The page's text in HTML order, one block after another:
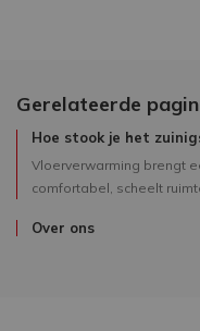
Gerelateerde
Hoe stook je het
Vloerverwarming brengt
comfortabel, scheelt
Over ons